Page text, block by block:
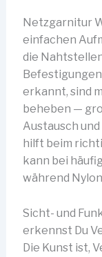
Netzgarnitur
einfachen
die
erkannt, sind
beheben —
Austausch
hilft beim
kann bei
während
Sicht- und
erkennst Du
Die Kunst ist,